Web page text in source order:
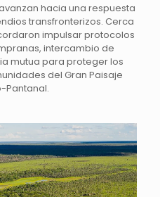
hacia una respuesta
transfronterizos. Cerca
impulsar protocolos
intercambio de
mutua para proteger los
del Gran Paisaje
Pantanal.